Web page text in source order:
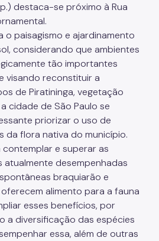
destaca-se próximo à Rua
paisagismo e ajardinamento
considerando que ambientes
tão importantes
visando reconstituir a
de Piratininga, vegetação
cidade de São Paulo se
priorizar o uso de
da flora nativa do município.
e superar as
desempenhadas
braquiarão e
alimento para a fauna
esses benefícios, por
a diversificação das espécies
essa, além de outras